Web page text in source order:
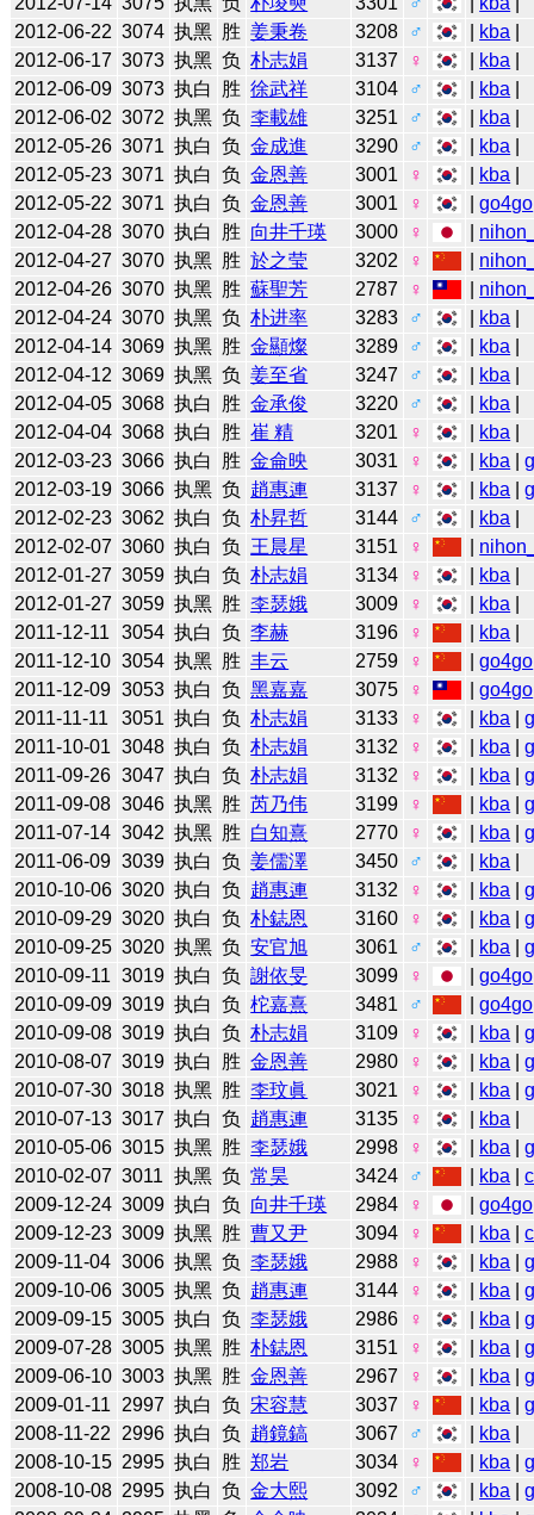
2012-06-22 3074 执黑 胜 姜秉卷 3208 ♂ kba
2012-06-17 3073 执黑 负 朴志娟 3137 ♀ kba
2012-06-09 3073 执白 胜 徐武祥 3104 ♂ kba
2012-06-02 3072 执黑 负 李載雄 3251 ♂ kba
2012-05-26 3071 执白 负 金成進 3290 ♂ kba
2012-05-23 3071 执白 负 金恩善 3001 ♀ kba
2012-05-22 3071 执白 负 金恩善 3001 ♀ |go4go
2012-04-28 3070 执白 胜 向井千瑛 3000 ♀
2012-04-27 3070 执黑 胜 於之莹 3202 ♀
2012-04-26 3070 执黑 胜 蘇聖芳 2787 ♀
2012-04-24 3070 执黑 负 朴进率 3283 ♂ kba
2012-04-14 3069 执黑 胜 金顯燦 3289 ♂ kba
2012-04-12 3069 执黑 负 姜至省 3247 ♂ kba
2012-04-05 3068 执白 胜 金承俊 3220 ♂ kba
2012-04-04 3068 执白 胜 崔 精 3201 ♀ kba
2012-03-23 3066 执白 胜 金侖映 3031 ♀ kba |
2012-03-19 3066 执黑 负 趙惠連 3137 ♀ kba |
2012-02-23 3062 执白 负 朴昇哲 3144 ♂ kba
2012-02-07 3060 执白 负 王晨星 3151 ♀
2012-01-27 3059 执白 负 朴志娟 3134 ♀ kba
2012-01-27 3059 执黑 胜 李瑟娥 3009 ♀ kba
2011-12-11
3054 执白 负 李赫 3196 ♀ kba
2011-12-10 3054 执黑 胜 丰云 2759 ♀ |go4go
2011-12-09 3053 执白 负 黑嘉嘉 3075 ♀ |go4go
2011-11-11
3051 执白 负 朴志娟 3133 ♀ kba |
2011-10-01 3048 执白 负 朴志娟 3132 ♀ kba |
2011-09-26 3047 执白 负 朴志娟 3132 ♀ kba |
2011-09-08 3046 执黑 胜 芮乃伟 3199 ♀ kba |
2011-07-14 3042 执黑 胜 白知熹 2770 ♀ kba |
2011-06-09 3039 执白 负 姜儒澤 3450 ♂ kba
2010-10-06 3020 执白 负 趙惠連 3132 ♀ kba |
2010-09-29 3020 执白 负 朴鋕恩 3160 ♀ kba |
2010-09-25 3020 执黑 负 安官旭 3061 ♂ kba |
2010-09-11 3019 执白 负 謝依旻 3099 ♀ |go4go
2010-09-09 3019 执白 负 柁嘉熹 3481 ♂ |go4go
2010-09-08 3019 执白 负 朴志娟 3109 ♀ kba |
2010-08-07 3019 执白 胜 金恩善 2980 ♀ kba |
2010-07-30 3018 执黑 胜 李玟眞 3021 ♀ kba |
2010-07-13 3017 执白 负 趙惠連 3135 ♀ kba
2010-05-06 3015 执黑 胜 李瑟娥 2998 ♀ kba |
2010-02-07 3011 执黑 负 常昊 3424 ♂ kba |
2009-12-24 3009 执白 负 向井千瑛 2984 ♀ |go4go
2009-12-23 3009 执黑 胜 曹又尹 3094 ♀ kba |
2009-11-04 3006 执黑 负 李瑟娥 2988 ♀ kba |
2009-10-06 3005 执黑 负 趙惠連 3144 ♀ kba |
2009-09-15 3005 执白 负 李瑟娥 2986 ♀ kba |
2009-07-28 3005 执黑 胜 朴鋕恩 3151 ♀ kba |
2009-06-10 3003 执黑 胜 金恩善 2967 ♀ kba |
2009-01-11
2997 执白 负 宋容慧 3037 ♀ kba |
2008-11-22
2996 执白 负 趙鏡鎬 3067 ♂ kba
2008-10-15 2995 执白 胜 郑岩 3034 ♀ kba |
2008-10-08 2995 执白 负 金大熙 3092 ♂ kba |